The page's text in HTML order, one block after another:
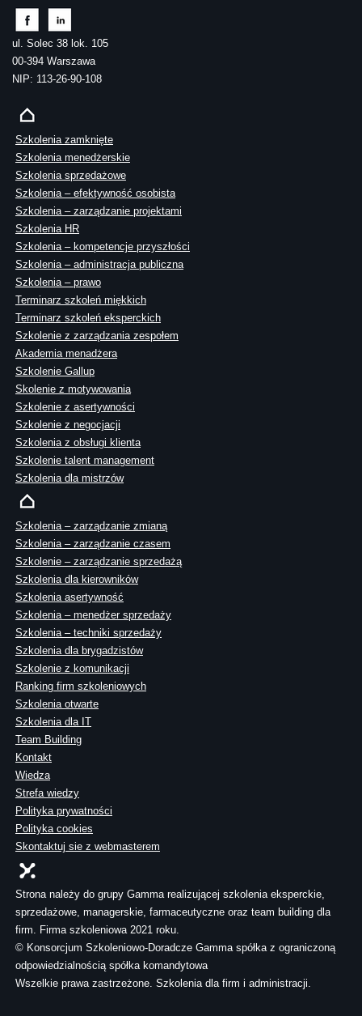
ul. Solec 38 lok. 105
00-394 Warszawa
NIP: 113-26-90-108
Szkolenia zamknięte
Szkolenia menedżerskie
Szkolenia sprzedażowe
Szkolenia – efektywność osobista
Szkolenia – zarządzanie projektami
Szkolenia HR
Szkolenia – kompetencje przyszłości
Szkolenia – administracja publiczna
Szkolenia – prawo
Terminarz szkoleń miękkich
Terminarz szkoleń eksperckich
Szkolenie z zarządzania zespołem
Akademia menadżera
Szkolenie Gallup
Skolenie z motywowania
Szkolenie z asertywności
Szkolenie z negocjacji
Szkolenia z obsługi klienta
Szkolenie talent management
Szkolenia dla mistrzów
Szkolenia – zarządzanie zmianą
Szkolenia – zarządzanie czasem
Szkolenie – zarządzanie sprzedażą
Szkolenia dla kierowników
Szkolenia asertywność
Szkolenia – menedżer sprzedaży
Szkolenia – techniki sprzedaży
Szkolenia dla brygadzistów
Szkolenie z komunikacji
Ranking firm szkoleniowych
Szkolenia otwarte
Szkolenia dla IT
Team Building
Kontakt
Wiedza
Strefa wiedzy
Polityka prywatności
Polityka cookies
Skontaktuj sie z webmasterem
Strona należy do grupy Gamma realizującej szkolenia eksperckie,
sprzedażowe, managerskie, farmaceutyczne oraz team building dla
firm. Firma szkoleniowa 2021 roku.
© Konsorcjum Szkoleniowo-Doradcze Gamma spółka z ograniczoną
odpowiedzialnością spółka komandytowa
Wszelkie prawa zastrzeżone. Szkolenia dla firm i administracji.